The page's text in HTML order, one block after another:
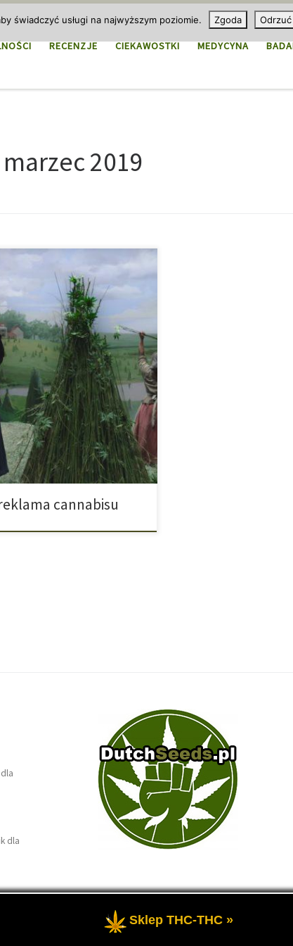
RECENZJE CIEKAWOSTKI MEDYCYNA
marzec 2019
Washingtona. Coraz
zamiar w przyszłości to
stał się w takich stanach jak
produktem lifestylowym.
cannabisu
dla
- Temat przewodni blogu, wszystko na temat marihuany
świadczyć usługi na najwyższym poziomie. Zgoda
Sklep THC-THC »